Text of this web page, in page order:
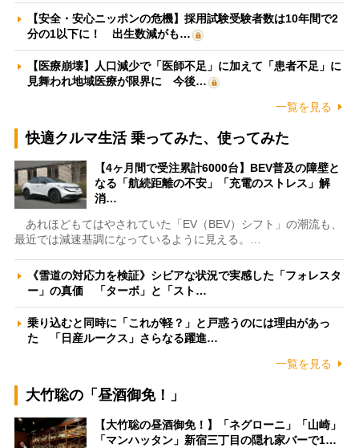
【安全・安心ニッポンの危機】採用試験受験者数は10年間で2
分の1以下に！ 出生数減がも…
【医療崩壊】人口減少で「医師不足」に加えて「患者不足」に
見舞われ地域医療が限界に 今後…
一覧を見る
快適クルマ生活 乗ってみた、使ってみた
【4ヶ月間で受注累計6000台】BEV普及の障壁と
なる「航続距離の不安」「充電のストレス」解
消…
あれほどもてはやされていた「EV（BEV）シフト」の潮流も、
最近では減速基調になっているように見える。…
《雪道の対応力を検証》シビアな状況で実感した「フォレスタ
ー」の真価 「ターボ」と「スト…
乗り込むと同時に「これが軽？」と戸惑うのには理由があっ
た 「日産ルークス」さらなる躍進…
一覧を見る
大竹聡の「昼酒御免！」
【大竹聡の昼酒御免！】「ネグローニ」「山崎」
「マンハッタン」新宿三丁目の隠れ家バーで1…